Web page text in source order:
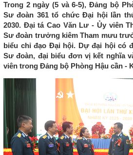
Trong 2 ngày (5 và 6-5), Đảng bộ
Sư đoàn 361 tổ chức Đại hội lần
2030. Đại tá Cao Văn Lư - Ủy viên
Sư đoàn trưởng kiêm Tham mưu
biểu chỉ đạo Đại hội. Dự đại hội có
Sư đoàn, đại biểu đơn vị kết nghĩa
viên trong Đảng bộ Phòng Hậu cần -